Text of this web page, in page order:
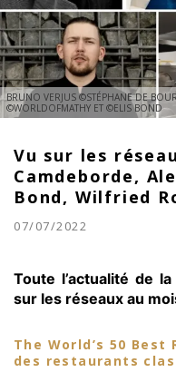
BRUNO VERJUS ©STÉPHANE DE
©WORLDOFMATHY ET ©ELIS BOND
Vu sur les
Camdeborde,
Bond, Wilfried
07/07/2022
Toute l’actualité de
sur les réseaux au
The World’s 50
des restaurants